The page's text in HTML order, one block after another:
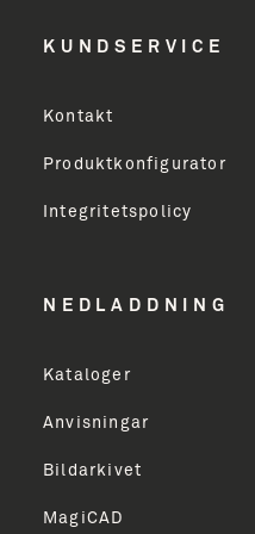
Virksomhed
Email Address
KUNDSERVICE
Kontakt
Produktkonfigurator
Integritetspolicy
NEDLADDNING
Kataloger
Anvisningar
Bildarkivet
MagiCAD